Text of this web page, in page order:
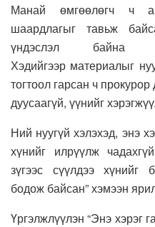
Манай өмгөөлөгч ч
шаардлагыг тавьж
үндэслэл байна
Хэдийгээр материалыг
тогтоол гарсан ч
дуусаагүй, үүнийг
Ний нуугүй хэлэхэд, энэ
хүнийг илрүүлж
зүгээс сүүлдээ хүнийг
бодож байсан” хэмээн
Үргэлжлүүлэн “Энэ хэрэг